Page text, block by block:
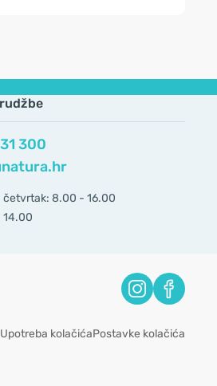
300
četvrtak: 8.00 - 16.00
14.00
Upotreba kolačićaPostavke kolačića